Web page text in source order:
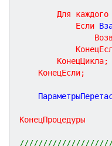
Для каждого
Если
КонецЦикла;
КонецЕсли;
КонецПроцедуры